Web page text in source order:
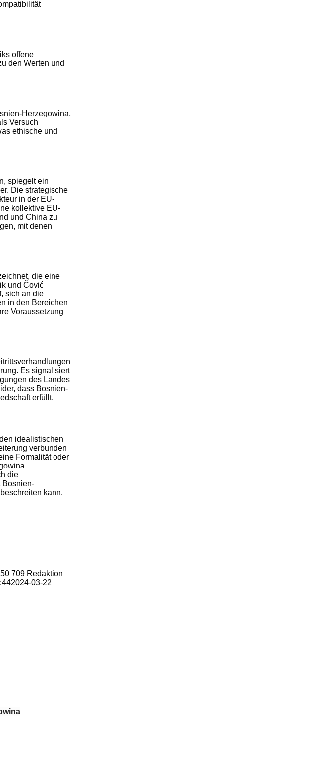
offene
den Werten und
Herzegowina,
Versuch
ethische und
spiegelt ein
Die strategische
in der EU-
kollektive EU-
und China zu
mit denen
die eine
und Čović
sich an die
in den Bereichen
Voraussetzung
Es signalisiert
des Landes
dass Bosnien-
erfüllt.
idealistischen
verbunden
Formalität oder
die
Bosnien-
kann.
709 Redaktion
2024-03-22